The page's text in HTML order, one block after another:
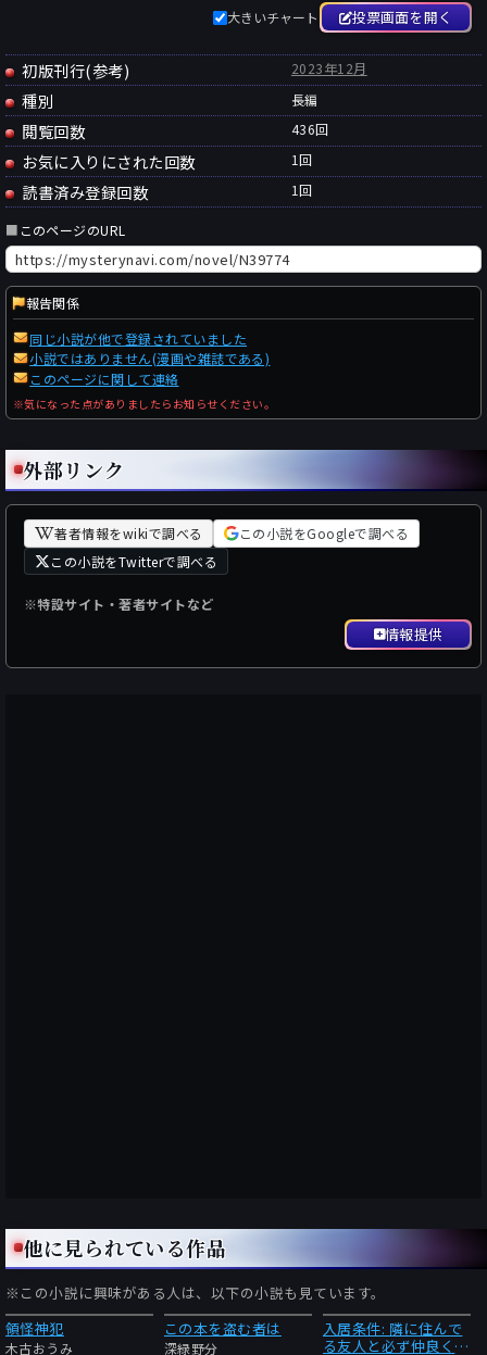
大きいチャート
投票画面を開く
初版刊行(参考) 2023年12月
種別 長編
閲覧回数 436回
お気に入りにされた回数 1回
読書済み登録回数 1回
■ このページのURL
報告関係
同じ小説が他で登録されていました
小説ではありません(漫画や雑誌である)
このページに関して連絡
※気になった点がありましたらお知らせください。
外部リンク
著者情報をwikiで調べる
この小説をGoogleで調べる
この小説をTwitterで調べる
※特設サイト・著者サイトなど
情報提供
他に見られている作品
※この小説に興味がある人は、以下の小説も見ています。
領怪神犯
木古おうみ
この本を盗む者は
深緑野分
入居条件: 隣に住んで
る友人と必ず仲良くし